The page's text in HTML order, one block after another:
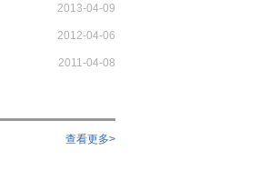
2013-04-09
2012-04-06
2011-04-08
查看更多>